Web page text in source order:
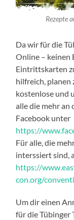
Rezepte
Da wir für die
Online – keinen
Eintrittskarten
hilfreich, planen
kostenlose und
alle die mehr an
Facebook unter
https://
Für alle, die
interssiert sind,
https://
con.org/
Um dir einen
für die Tübinger